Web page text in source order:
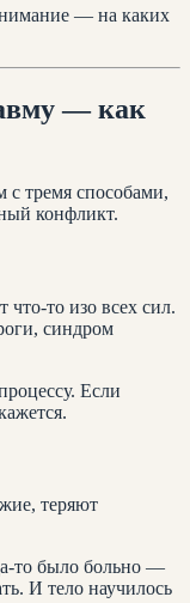
— на каких
— как
с тремя способами,
конфликт.
что-то изо всех сил.
синдром
Если
теряют
то было больно —
И тело научилось